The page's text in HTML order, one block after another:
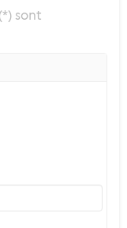
sont